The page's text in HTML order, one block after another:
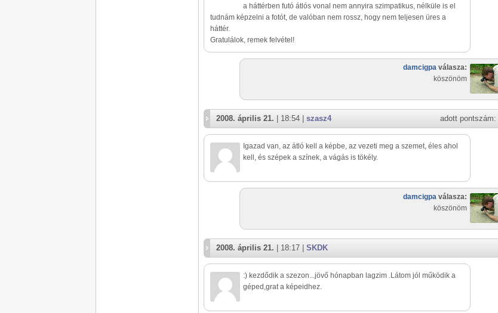
a háttérben futó átlós vonal nem annyira szimpatikus, nélküle is el
tudnám képzelni a fotót, de valóban nem rossz, hogy nem teljesen üres a
háttér.
Gratulálok, remek felvétel!
damcigpa válasza:
köszönöm
adott pontszám:
2008. április 21. | 18:54 | szasz4
Igazad van, az átló kell a képbe, az vezeti meg a szemet, éles ahol
kell, és szépek a színek, a vágás is tökély.
damcigpa válasza:
köszönöm
2008. április 21. | 18:17 | SKDK
:) kezdődik a szezon...jövő hónapban lagzim .Látom jól működik a
géped,grat a képeidhez.